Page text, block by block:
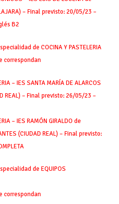
– Final previsto: 20/05/23 –
B2
de COCINA Y PASTELERIA
correspondan
– IES SANTA MARÍA DE ALARCOS
REAL) – Final previsto: 26/05/23 –
– IES RAMÓN GIRALDO de
(CIUDAD REAL) – Final previsto:
de EQUIPOS
correspondan